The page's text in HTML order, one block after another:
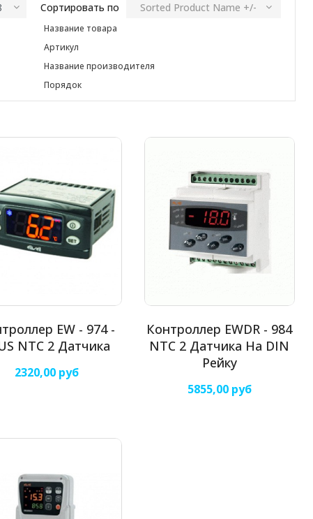
Сортировать по Sorted Product Name +/-
Название товара
Артикул
Название производителя
Порядок
EW - 974 -
NTC 2 Датчика
2320,00 руб
Контроллер EWDR - 984
NTC 2 Датчика На DIN
Рейку
5855,00 руб